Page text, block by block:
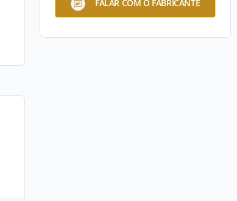
FALAR COM O FABRICANTE